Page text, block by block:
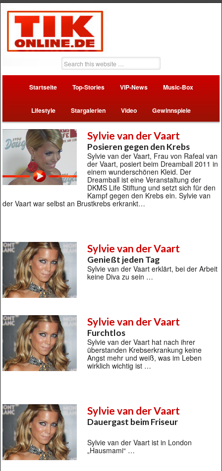
Startseite Top-Stories VIP-News Music-Box
Lifestyle Stargalerien Video Gewinnspiele
Sylvie van der Vaart
Posieren gegen den Krebs
Sylvie van der Vaart, Frau von Rafeal van
der Vaart, posiert beim Dreamball 2011 in
einem wunderschönen Kleid. Der
Dreamball ist eine Veranstaltung der
DKMS Life Stiftung und setzt sich für den
Kampf gegen den Krebs ein. Sylvie van
der Vaart war selbst an Brustkrebs erkrankt…
Sylvie van der Vaart
Genießt jeden Tag
Sylvie van der Vaart erklärt, bei der Arbeit
keine Diva zu sein …
Sylvie van der Vaart
Furchtlos
Sylvie van der Vaart hat nach ihrer
überstanden Krebserkrankung keine
Angst mehr und weiß, was im Leben
wirklich wichtig ist …
Sylvie van der Vaart
Dauergast beim Friseur
Sylvie van der Vaart ist in London
„Hausmami“ …